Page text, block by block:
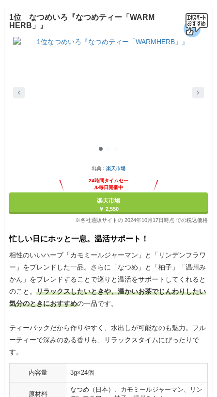
1位 なつめいろ『なつめティー「WARM
HERB」』
出典： 楽天市場
24時間タイムセー
ル毎日開催中
楽天市場
￥ 2,550
※各社通販サイトの 2024年10月17日時点 での税込価格
忙しい日にホッと一息。温活サポート！
相性のいいハーブ「カモミールジャーマン」と「リンデンフラワ
ー」をブレンドした一品。さらに「なつめ」と「柚子」「温州み
かん」をブレンドすることで巡りと温活をサポートしてくれると
のこと。 リラックスしたいときや、温かいお茶でじんわりしたい
気分のときにおすすめの一品です。
ティーパックだから作りやすく、水出しが可能なのも魅力。フル
ーティーで深みのある香りも、リラックスタイムにぴったりで
す。
内容量 3g×24個
原材料
なつめ（日本）、カモミールジャーマン、リン